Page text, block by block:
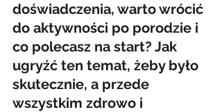
doświadczenia, warto wrócić
do aktywności po porodzie i
co polecasz na start? Jak
ugryźć ten temat, żeby było
skutecznie, a przede
wszystkim zdrowo i